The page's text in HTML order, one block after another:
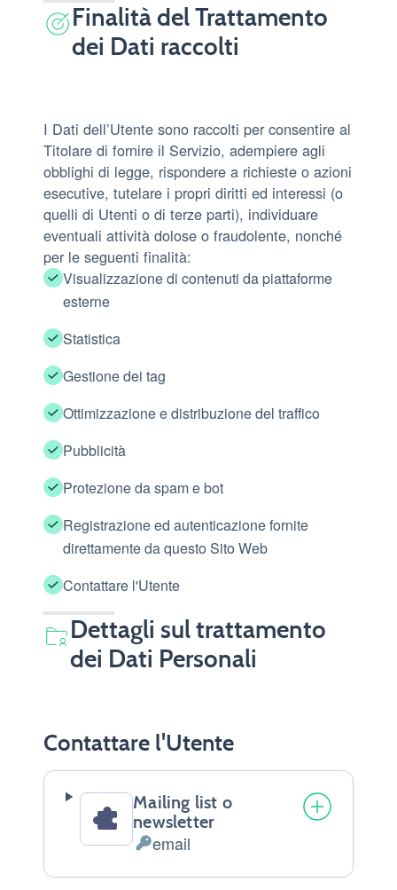
Finalità del Trattamento
dei Dati raccolti
I Dati dell’Utente sono raccolti per consentire al
Titolare di fornire il Servizio, adempiere agli
obblighi di legge, rispondere a richieste o azioni
esecutive, tutelare i propri diritti ed interessi (o
quelli di Utenti o di terze parti), individuare
eventuali attività dolose o fraudolente, nonché
per le seguenti finalità:
Visualizzazione di contenuti da piattaforme
esterne
Statistica
Gestione dei tag
Ottimizzazione e distribuzione del traffico
Pubblicità
Protezione da spam e bot
Registrazione ed autenticazione fornite
direttamente da questo Sito Web
Contattare l'Utente
Dettagli sul trattamento
dei Dati Personali
Contattare l'Utente
Mailing list o
newsletter
Dati
Personali
email